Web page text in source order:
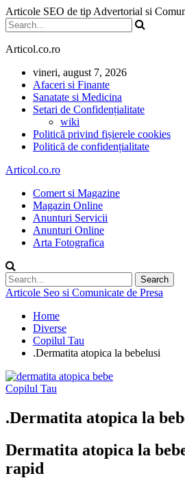
Articole SEO de tip Advertorial si
Articol.co.ro
vineri, august 7, 2026
Afaceri si Finante
Sanatate si Medicina
Setari de Confidențialitate
wiki
Politică privind fișierele cookies
Politică de confidențialitate
Articol.co.ro
Comert si Magazine
Magazin Online
Anunturi Servicii
Anunturi Online
Arta Fotografica
Articole Seo si Comunicate de Presa
Home
Diverse
Copilul Tau
.Dermatita atopica la bebelusi
Copilul Tau
.Dermatita atopica la
Dermatita atopica la
rapid